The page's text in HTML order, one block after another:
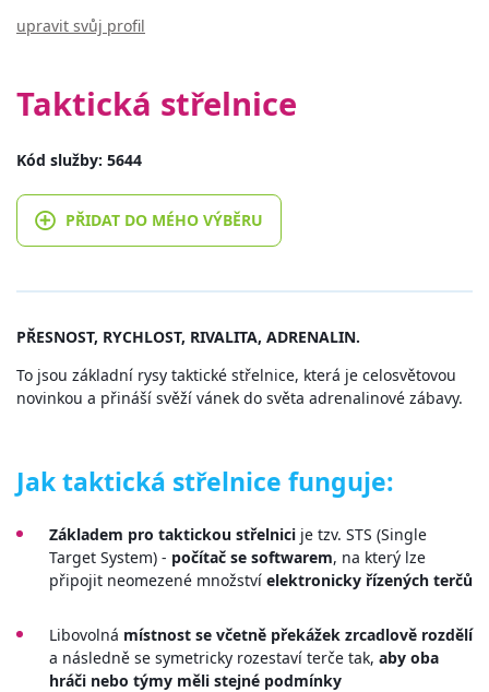
upravit svůj profil
Taktická střelnice
Kód služby: 5644
PŘIDAT DO MÉHO VÝBĚRU
PŘESNOST, RYCHLOST, RIVALITA, ADRENALIN.
To jsou základní rysy taktické střelnice, která je celosvětovou
novinkou a přináší svěží vánek do světa adrenalinové zábavy.
Jak taktická střelnice funguje:
Základem pro taktickou střelnici je tzv. STS (Single
Target System) - počítač se softwarem, na který lze
připojit neomezené množství elektronicky řízených terčů
Libovolná místnost se včetně překážek zrcadlově rozdělí
a následně se symetricky rozestaví terče tak, aby oba
hráči nebo týmy měli stejné podmínky